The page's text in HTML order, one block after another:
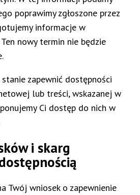
poprawimy zgłoszone przez
informacje w
nowy termin nie będzie
zapewnić dostępności
lub treści, wskazanej w
Ci dostęp do nich w
i skarg
Twój wniosek o zapewnienie